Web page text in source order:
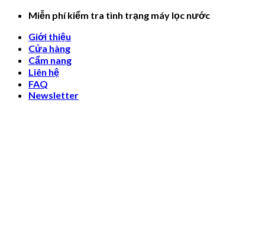
Skip
content
Miễn phí kiểm tra tình trạng máy lọc nước
Giới thiệu
Cửa hàng
Cẩm nang
Liên hệ
FAQ
Newsletter